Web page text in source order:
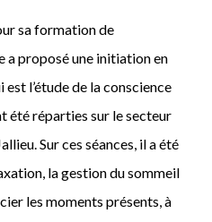
sa formation de
a proposé une initiation en
l’étude de la conscience
été réparties sur le secteur
Sur ces séances, il a été
la gestion du sommeil
les moments présents, à